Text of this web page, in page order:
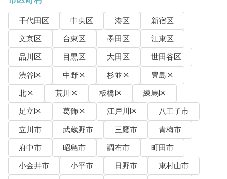
千代田区 中央区 港区
新宿区
文京区
台東区 墨田区
江東区
品川区
目黒区 大田区
世田谷区
渋谷区
中野区 杉並区
豊島区
北区
荒川区 板橋区
練馬区
足立区
葛飾区 江戸川区
八王子市
立川市
武蔵野市 三鷹市
青梅市
府中市
昭島市 調布市
町田市
小金井市
小平市 日野市
東村山市